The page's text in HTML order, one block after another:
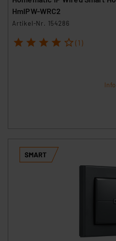
der Datenschutzerklärung.
Angemessenheitsbeschluss
Datenschutz nach EU-
Überwachungsprogrammen
hiergegen
Unsere Kooperation mit
sich auf die
insbesondere der Art der
verbundenen Risiken.“
HmIPW-WRC2
Artikel-Nr. 154286
1 2 3 4 5 (1)